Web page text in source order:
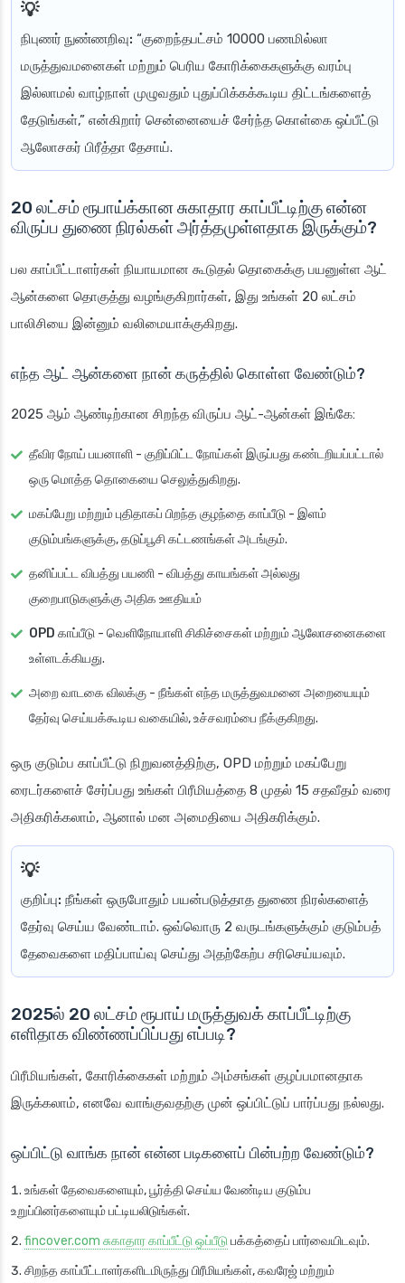
நிபுணர் நுண்ணறிவு: “குறைந்தபட்சம் 10000 பணமில்லா
மருத்துவமனைகள் மற்றும் பெரிய கோரிக்கைகளுக்கு வரம்பு
இல்லாமல் வாழ்நாள் முழுவதும் புதுப்பிக்கக்கூடிய திட்டங்களைத்
தேடுங்கள்,” என்கிறார் சென்னையைச் சேர்ந்த கொள்கை ஒப்பீட்டு
ஆலோசகர் பிரீத்தா தேசாய்.
20 லட்சம் ரூபாய்க்கான சுகாதார காப்பீட்டிற்கு என்ன
விருப்ப துணை நிரல்கள் அர்த்தமுள்ளதாக இருக்கும்?
பல காப்பீட்டாளர்கள் நியாயமான கூடுதல் தொகைக்கு பயனுள்ள ஆட்
ஆன்களை தொகுத்து வழங்குகிறார்கள், இது உங்கள் 20 லட்சம்
பாலிசியை இன்னும் வலிமையாக்குகிறது.
எந்த ஆட் ஆன்களை நான் கருத்தில் கொள்ள வேண்டும்?
2025 ஆம் ஆண்டிற்கான சிறந்த விருப்ப ஆட்-ஆன்கள் இங்கே:
தீவிர நோய் பயனாளி - குறிப்பிட்ட நோய்கள் இருப்பது கண்டறியப்பட்டால்
ஒரு மொத்த தொகையை செலுத்துகிறது.
மகப்பேறு மற்றும் புதிதாகப் பிறந்த குழந்தை காப்பீடு - இளம்
குடும்பங்களுக்கு, தடுப்பூசி கட்டணங்கள் அடங்கும்.
தனிப்பட்ட விபத்து பயணி - விபத்து காயங்கள் அல்லது
குறைபாடுகளுக்கு அதிக ஊதியம்
OPD காப்பீடு - வெளிநோயாளி சிகிச்சைகள் மற்றும் ஆலோசனைகளை
உள்ளடக்கியது.
அறை வாடகை விலக்கு - நீங்கள் எந்த மருத்துவமனை அறையையும்
தேர்வு செய்யக்கூடிய வகையில், உச்சவரம்பை நீக்குகிறது.
ஒரு குடும்ப காப்பீட்டு நிறுவனத்திற்கு, OPD மற்றும் மகப்பேறு
ரைடர்களைச் சேர்ப்பது உங்கள் பிரீமியத்தை 8 முதல் 15 சதவீதம் வரை
அதிகரிக்கலாம், ஆனால் மன அமைதியை அதிகரிக்கும்.
குறிப்பு: நீங்கள் ஒருபோதும் பயன்படுத்தாத துணை நிரல்களைத்
தேர்வு செய்ய வேண்டாம். ஒவ்வொரு 2 வருடங்களுக்கும் குடும்பத்
தேவைகளை மதிப்பாய்வு செய்து அதற்கேற்ப சரிசெய்யவும்.
2025ல் 20 லட்சம் ரூபாய் மருத்துவக் காப்பீட்டிற்கு
எளிதாக விண்ணப்பிப்பது எப்படி?
பிரீமியங்கள், கோரிக்கைகள் மற்றும் அம்சங்கள் குழப்பமானதாக
இருக்கலாம், எனவே வாங்குவதற்கு முன் ஒப்பிட்டுப் பார்ப்பது நல்லது.
ஒப்பிட்டு வாங்க நான் என்ன படிகளைப் பின்பற்ற வேண்டும்?
உங்கள் தேவைகளையும், பூர்த்தி செய்ய வேண்டிய குடும்ப
உறுப்பினர்களையும் பட்டியலிடுங்கள்.
fincover.com சுகாதார காப்பீட்டு ஒப்பீடுபக்கத்தைப் பார்வையிடவும்.
சிறந்த காப்பீட்டாளர்களிடமிருந்து பிரீமியங்கள், கவரேஜ் மற்றும்